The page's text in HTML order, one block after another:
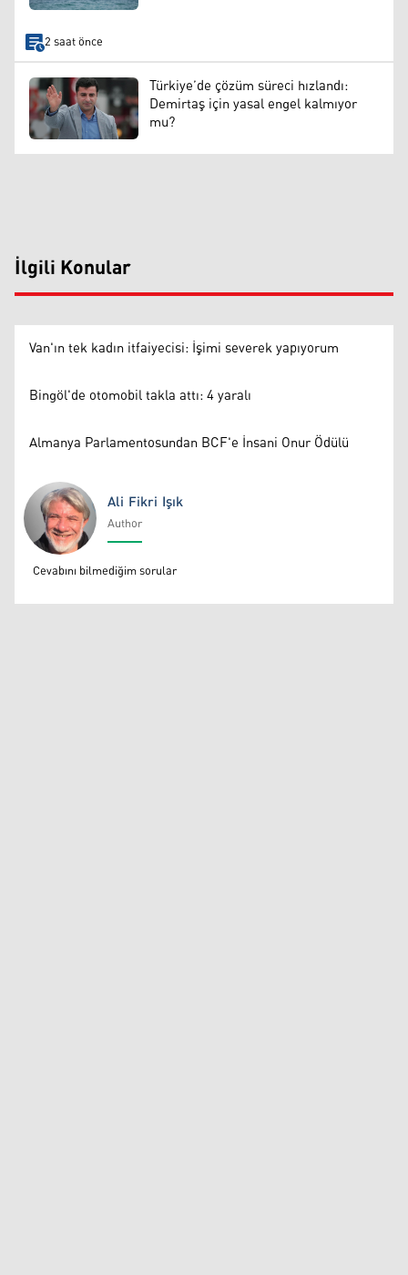
2 saat önce
Türkiye’de çözüm süreci hızlandı:
Demirtaş için yasal engel kalmıyor
mu?
İlgili Konular
Van'ın tek kadın itfaiyecisi: İşimi severek yapıyorum
Bingöl'de otomobil takla attı: 4 yaralı
Almanya Parlamentosundan BCF'e İnsani Onur Ödülü
Ali Fikri Işık
Ali Fikri Işık
Author
Cevabını bilmediğim sorular